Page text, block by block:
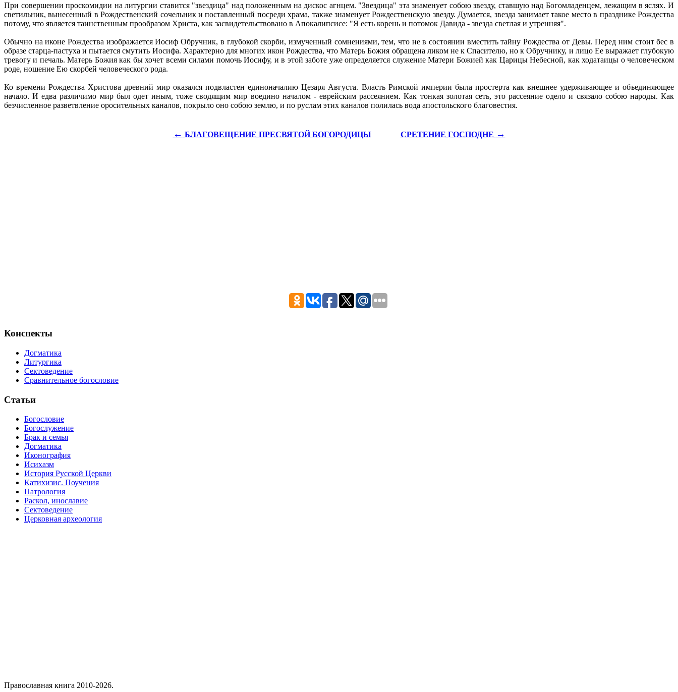
При совершении проскомидии на литургии ставится "звездица" над положенным на дискос агнцем. "Звездица" эта знаменует собою звезду, ставшую над Богомладенцем, лежащим в яслях. И
светильник, вынесенный в Рождественский сочельник и поставленный посреди храма, также знаменует Рождественскую звезду. Думается, звезда занимает такое место в празднике Рождества
потому, что является таинственным прообразом Христа, как засвидетельствовано в Апокалипсисе: "Я есть корень и потомок Давида - звезда светлая и утренняя".
Обычно на иконе Рождества изображается Иосиф Обручник, в глубокой скорби, измученный сомнениями, тем, что не в состоянии вместить тайну Рождества от Девы. Перед ним стоит бес в
образе старца-пастуха и пытается смутить Иосифа. Характерно для многих икон Рождества, что Матерь Божия обращена ликом не к Спасителю, но к Обручнику, и лицо Ее выражает глубокую
тревогу и печаль. Матерь Божия как бы хочет всеми силами помочь Иосифу, и в этой заботе уже определяется служение Матери Божией как Царицы Небесной, как ходатаицы о человеческом
роде, ношение Ею скорбей человеческого рода.
Ко времени Рождества Христова древний мир оказался подвластен единоначалию Цезаря Августа. Власть Римской империи была простерта как внешнее удерживающее и объединяющее
начало. И едва различимо мир был одет иным, тоже сводящим мир воедино началом - еврейским рассеянием. Как тонкая золотая сеть, это рассеяние одело и связало собою народы. Как
безчисленное разветвление оросительных каналов, покрыло оно собою землю, и по руслам этих каналов полилась вода апостольского благовестия.
← БЛАГОВЕЩЕНИЕ ПРЕСВЯТОЙ БОГОРОДИЦЫ СРЕТЕНИЕ ГОСПОДНЕ →
Конспекты
Догматика
Литургика
Сектоведение
Сравнительное богословие
Статьи
Богословие
Богослужение
Брак и семья
Догматика
Иконография
Исихазм
История Русской Церкви
Катихизис. Поучения
Патрология
Раскол, инославие
Сектоведение
Церковная археология
Православная книга 2010-2026.